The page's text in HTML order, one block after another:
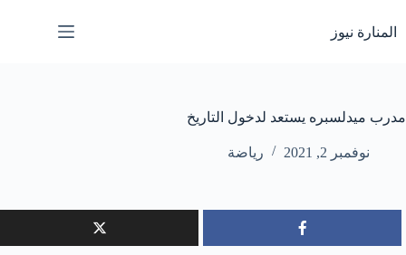
إلى
المحتوى
المنارة نيوز
مدرب ميدلسبره يستعد لدخول التاريخ
نوفمبر 2, 2021 رياضة